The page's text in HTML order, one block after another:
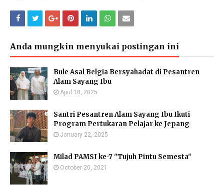
Anda mungkin menyukai postingan ini
Bule Asal Belgia Bersyahadat di Pesantren
Alam Sayang Ibu
April 18, 2025
Santri Pesantren Alam Sayang Ibu Ikuti
Program Pertukaran Pelajar ke Jepang
January 22, 2025
Milad PAMSI ke-7 "Tujuh Pintu Semesta"
October 20, 2021